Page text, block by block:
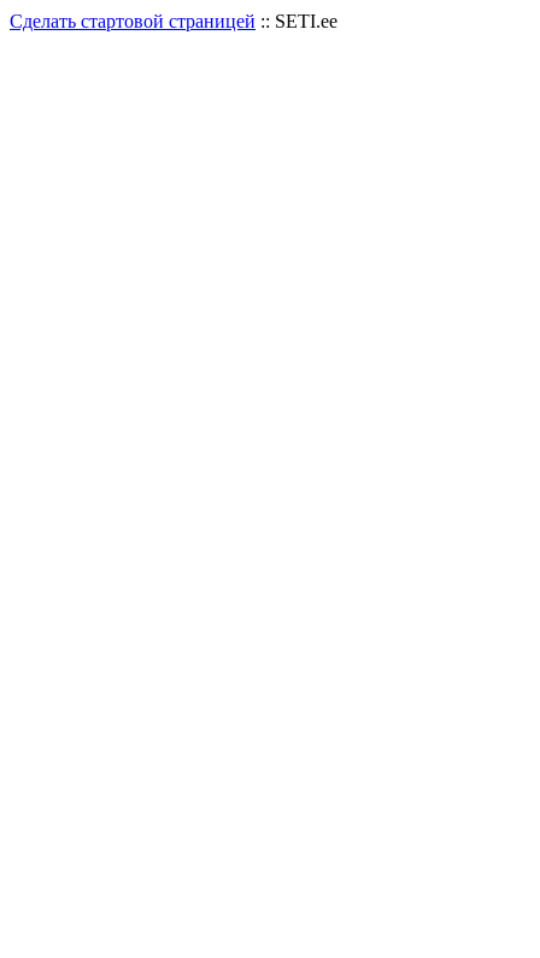
Сделать стартовой страницей :: SETI.ee